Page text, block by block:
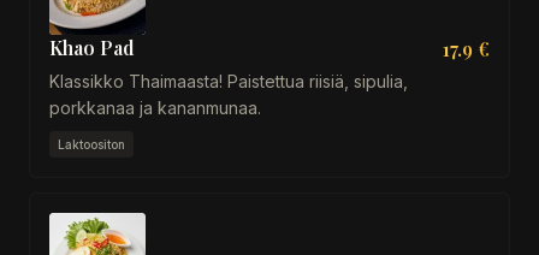
Khao Pad 17.9 €
Klassikko Thaimaasta! Paistettua riisiä, sipulia,
porkkanaa ja kananmunaa.
Laktoositon